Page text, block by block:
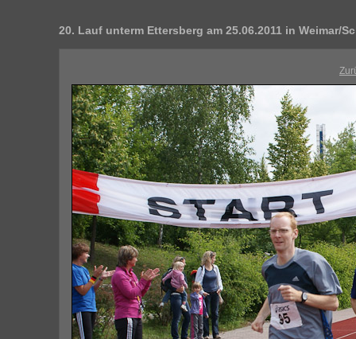
20. Lauf unterm Ettersberg am 25.06.2011 in Weimar/